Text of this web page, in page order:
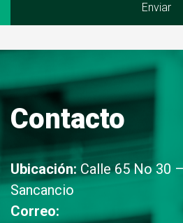
Contacto
Ubicación: Calle 65 No 30
Sancancio
Correo: